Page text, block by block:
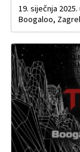
19. siječnja 2025.
Boogaloo,